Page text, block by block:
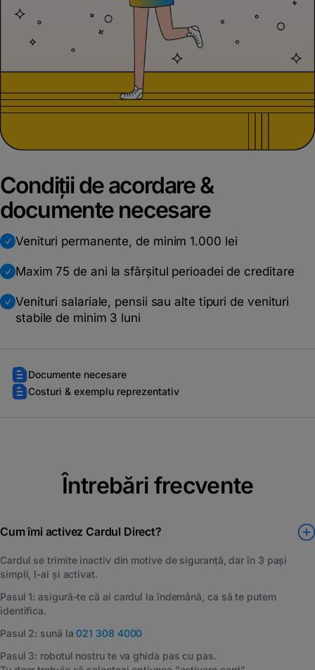
Condiții de acordare &
documente necesare
Venituri permanente, de minim 1.000 lei
Maxim 75 de ani la sfârșitul perioadei de creditare
Venituri salariale, pensii sau alte tipuri de venituri
stabile de minim 3 luni
Documente necesare
Costuri & exemplu reprezentativ
Întrebări frecvente
Cum îmi activez Cardul Direct?
Cardul se trimite inactiv din motive de siguranță , darîn 3 pași
simpli, l-ai și activat.
Pasul 1: asigură-te că ai cardul la îndemână , ca să te putem
identifica.
Pasul 2: sună la021 308 4000
Pasul 3: robotul nostru te va ghida pas cu pas.